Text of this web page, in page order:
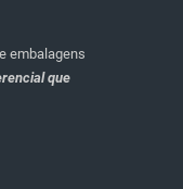
embalagens
que